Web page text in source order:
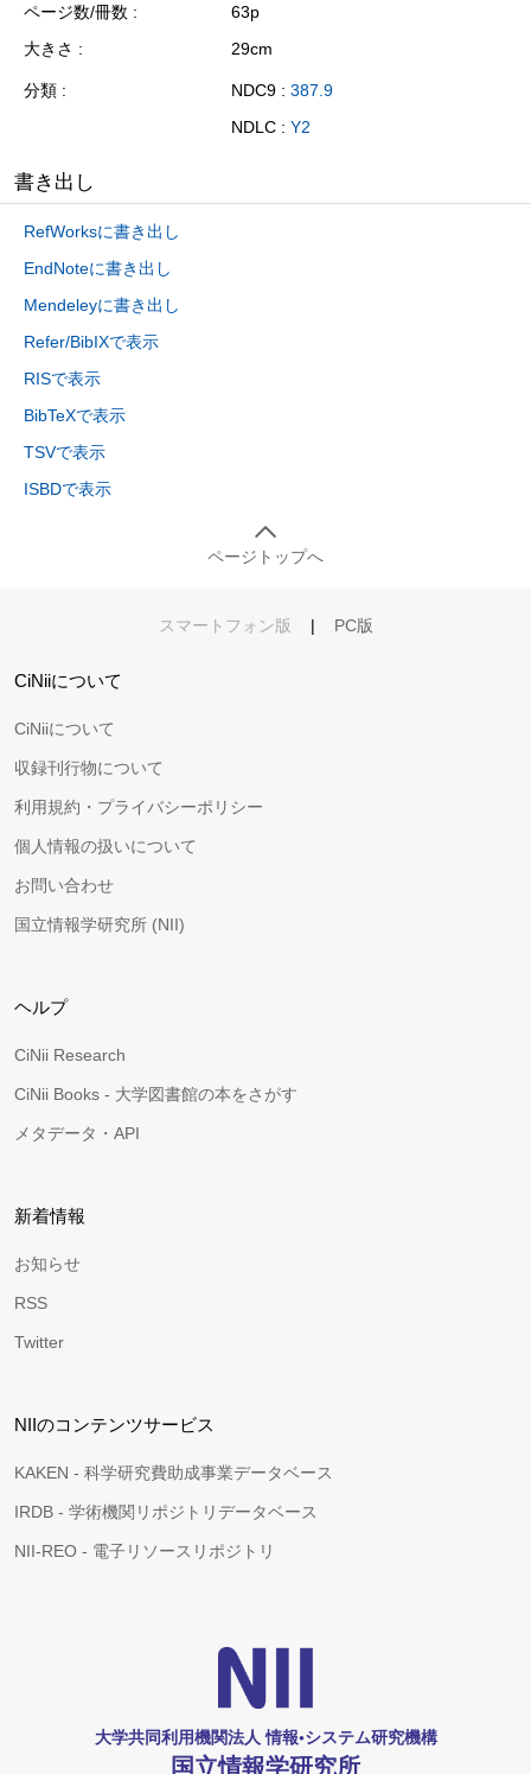
ページ数/冊数
63p
大きさ
29cm
分類 NDC9 : 387.9
NDLC : Y2
書き出し
RefWorksに書き出し
EndNoteに書き出し
Mendeleyに書き出し
Refer/BibIXで表示
RISで表示
BibTeXで表示
TSVで表示
ISBDで表示
ページトップへ
スマートフォン版 | PC版
CiNiiについて
CiNiiについて
収録刊行物について
利用規約・プライバシーポリシー
個人情報の扱いについて
お問い合わせ
国立情報学研究所 (NII)
ヘルプ
CiNii Research
CiNii Books - 大学図書館の本をさがす
メタデータ・API
新着情報
お知らせ
RSS
Twitter
NIIのコンテンツサービス
KAKEN - 科学研究費助成事業データベース
IRDB - 学術機関リポジトリデータベース
NII-REO - 電子リソースリポジトリ
大学共同利用機関法人 情報•システム研究機構
国立情報学研究所